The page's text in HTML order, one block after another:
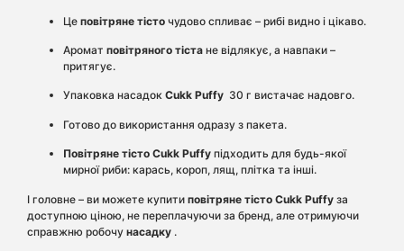
Це повітряне тісто чудово спливає – рибі видно і цікаво.
Аромат повітряного тіста не відлякує, а навпаки –
притягує.
Упаковка насадок Cukk Puffy 30 г вистачає надовго.
Готово до використання одразу з пакета.
Повітряне тісто Cukk Puffy підходить для будь-якої
мирної риби: карась, короп, лящ, плітка та інші.
І головне – ви можете купити повітряне тісто Cukk Puffy за
доступною ціною, не переплачуючи за бренд, але отримуючи
справжню робочу насадку .